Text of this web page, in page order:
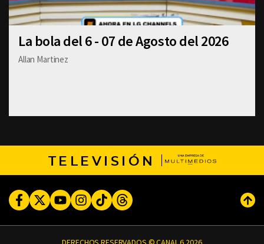
La bola del 6 - 07 de Agosto del 2026
Allan Martinez
TELEVISIÓN
FacebookTwitterYoutubeInstagram
TikTokThreads